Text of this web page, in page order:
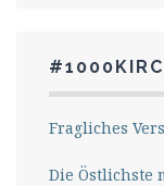
Fragliches
Die Östlichste